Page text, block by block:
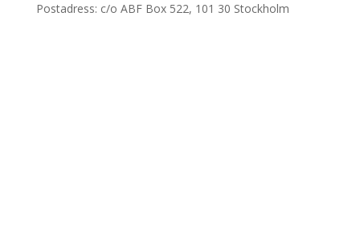
Postadress: c/o ABF Box 522, 101 30 Stockholm